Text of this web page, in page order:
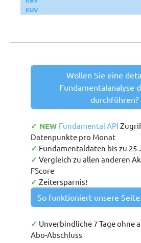
KUV
Wollen Sie eine
Fundamentalanalyse
durchführen?
✓ NEW Fundamental API
Datenpunkte pro Monat
✓ Fundamentaldaten bis zu 25
✓ Vergleich zu allen anderen
FScore
✓ Zeitersparnis!
So funktioniert unsere
✓ Unverbindliche 7 Tage ohne
Abo-Abschluss